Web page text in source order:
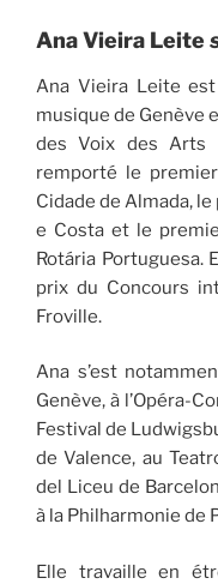
Ana Vieira Leite
Ana Vieira Leite
musique de Genève
des Voix des Arts
remporté le
Cidade de Almada,
e Costa et le
Rotária Portuguesa.
prix du Concours
Froville.
Ana s’est
Genève, à l’Opéra-
Festival de
de Valence, au
del Liceu de
à la Philharmonie de
Elle travaille en